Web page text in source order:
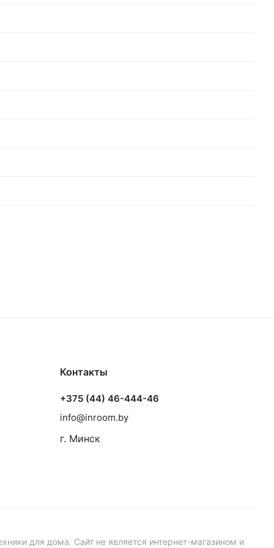
Контакты
+375 (44) 46-444-46
info@inroom.by
г. Минск
для дома. Сайт не является интернет-магазином и